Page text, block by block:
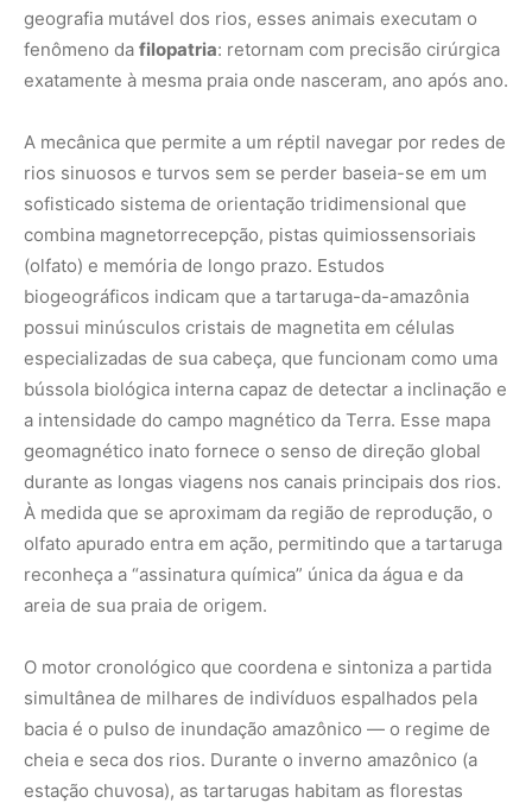
geografia mutável dos rios, esses animais executam o
fenômeno da filopatria: retornam com precisão cirúrgica
exatamente à mesma praia onde nasceram, ano após ano.
A mecânica que permite a um réptil navegar por redes de
rios sinuosos e turvos sem se perder baseia-se em um
sofisticado sistema de orientação tridimensional que
combina magnetorrecepção, pistas quimiossensoriais
(olfato) e memória de longo prazo. Estudos
biogeográficos indicam que a tartaruga-da-amazônia
possui minúsculos cristais de magnetita em células
especializadas de sua cabeça, que funcionam como uma
bússola biológica interna capaz de detectar a inclinação e
a intensidade do campo magnético da Terra. Esse mapa
geomagnético inato fornece o senso de direção global
durante as longas viagens nos canais principais dos rios.
À medida que se aproximam da região de reprodução, o
olfato apurado entra em ação, permitindo que a tartaruga
reconheça a “assinatura química” única da água e da
areia de sua praia de origem.
O motor cronológico que coordena e sintoniza a partida
simultânea de milhares de indivíduos espalhados pela
bacia é o pulso de inundação amazônico — o regime de
cheia e seca dos rios. Durante o inverno amazônico (a
estação chuvosa), as tartarugas habitam as florestas